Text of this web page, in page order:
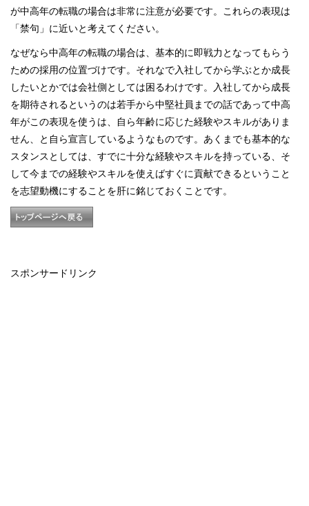
が中高年の転職の場合は非常に注意が必要です。これらの表現は
「禁句」に近いと考えてください。
なぜなら中高年の転職の場合は、基本的に即戦力となってもらう
ための採用の位置づけです。それなで入社してから学ぶとか成長
したいとかでは会社側としては困るわけです。入社してから成長
を期待されるというのは若手から中堅社員までの話であって中高
年がこの表現を使うは、自ら年齢に応じた経験やスキルがありま
せん、と自ら宣言しているようなものです。あくまでも基本的な
スタンスとしては、すでに十分な経験やスキルを持っている、そ
して今までの経験やスキルを使えばすぐに貢献できるということ
を志望動機にすることを肝に銘じておくことです。
スポンサードリンク